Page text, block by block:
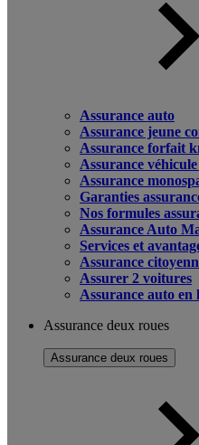
Assurance auto
Assurance jeune
Assurance forfait
Assurance
Assurance
Garanties
Nos formules
Assurance Auto
Services et
Assurance
Assurer 2 voitures
Assurance auto en
Assurance deux roues
Assurance deux roues